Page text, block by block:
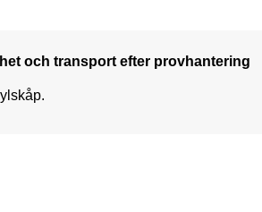
och transport efter provhantering